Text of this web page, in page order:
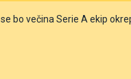
bo večina Serie A ekip